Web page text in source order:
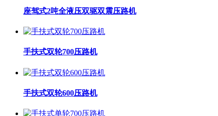
座驾式2吨全液压双驱双震压路机
手扶式双轮700压路机
手扶式双轮600压路机